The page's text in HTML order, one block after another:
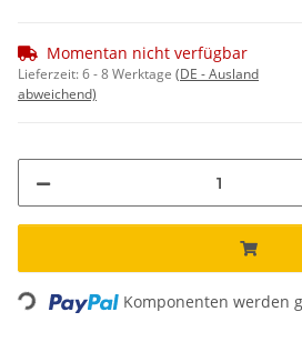
Momentan nicht verfügbar
Lieferzeit:6 - 8 Werktage (DE - Ausland
abweichend)
Komponenten werden